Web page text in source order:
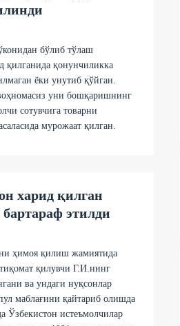
бўлиб тўлаш
қилганида қонунчиликка
ёки унутиб қўйган.
уни бошқаришнинг
сотувчига товарни
мурожаат қилган.
харид қилган
этилди
ҳимоя қилиш жамиятида
қилувчи Г.И.нинг
ва ундаги нуқсонлар
маблағини қайтариб олишда
Ўзбекистон истеъмолчилар